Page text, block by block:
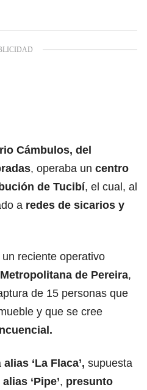
Cámbulos, del
, operaba un centro
de Tucibí, el cual, al
a redes de sicarios y
reciente operativo
de Pereira,
de 15 personas que
y que se cree
alias ‘La Flaca’, supuesta
alias ‘Pipe’, presunto